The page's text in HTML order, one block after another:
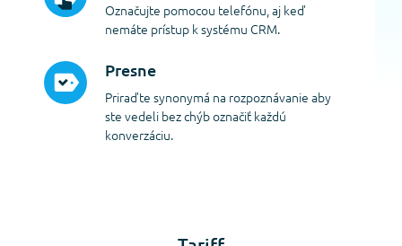
Označujte pomocou telefónu, aj keď
nemáte prístup k systému CRM.
Presne
Priraďte synonymá na rozpoznávanie aby
ste vedeli bez chýb označiť každú
konverzáciu.